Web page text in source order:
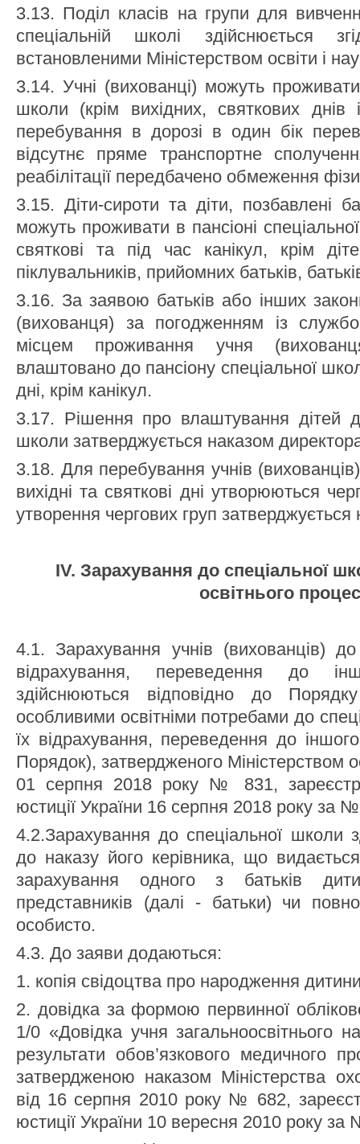
3.13. Поділ класів на групи для
спеціальній школі здійснюється
встановленими Міністерством освіти і
3.14. Учні (вихованці) можуть проживати
школи (крім вихідних, святкових днів
перебування в дорозі в один бік
відсутнє пряме транспортне
реабілітації передбачено обмеження
3.15. Діти-сироти та діти, позбавлені
можуть проживати в пансіоні
святкові та під час канікул, крім
піклувальників, прийомних батьків,
3.16. За заявою батьків або інших
(вихованця) за погодженням із
місцем проживання учня
влаштовано до пансіону спеціальної
дні, крім канікул.
3.17. Рішення про влаштування дітей
школи затверджується наказом
3.18. Для перебування учнів
вихідні та святкові дні утворюються
утворення чергових груп
ІV. Зарахування до спеціальної
освітнього
4.1. Зарахування учнів (вихованців)
відрахування, переведення до
здійснюються відповідно до
особливими освітніми потребами до
їх відрахування, переведення до
Порядок), затвердженого Міністерством
01 серпня 2018 року № 831,
юстиції України 16 серпня 2018 року за
4.2.Зарахування до спеціальної школи
до наказу його керівника, що
зарахування одного з батьків
представників (далі - батьки) чи
особисто.
4.3. До заяви додаються:
1. копія свідоцтва про народження
2. довідка за формою первинної
1/0 «Довідка учня загальноосвітнього
результати обов’язкового медичного
затвердженою наказом Міністерства
від 16 серпня 2010 року № 682,
юстиції України 10 вересня 2010 року